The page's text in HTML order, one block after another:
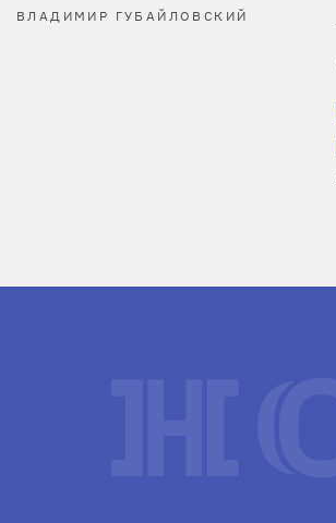
ВЛАДИМИР ГУБАЙЛОВСКИЙ